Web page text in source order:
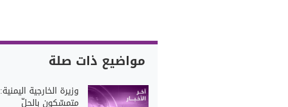
مواضيع ذات صلة
وزيرة الخارجية اليمنية:
متمسّكون بالحلّ